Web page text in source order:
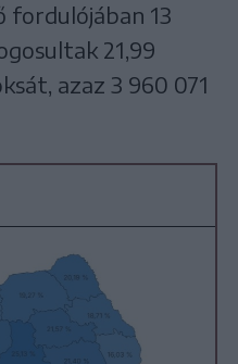
fordulójában 13
21,99
azaz 3 960 071